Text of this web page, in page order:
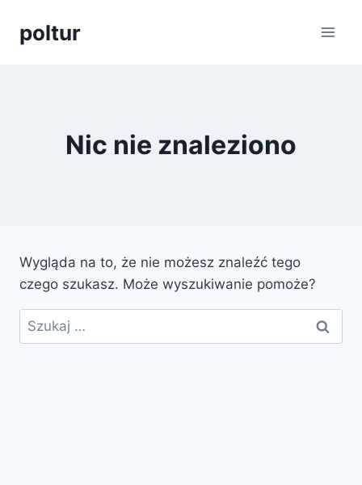
poltur
Nic nie znaleziono
Wygląda na to, że nie możesz znaleźć tego
czego szukasz. Może wyszukiwanie pomoże?
Szukaj: